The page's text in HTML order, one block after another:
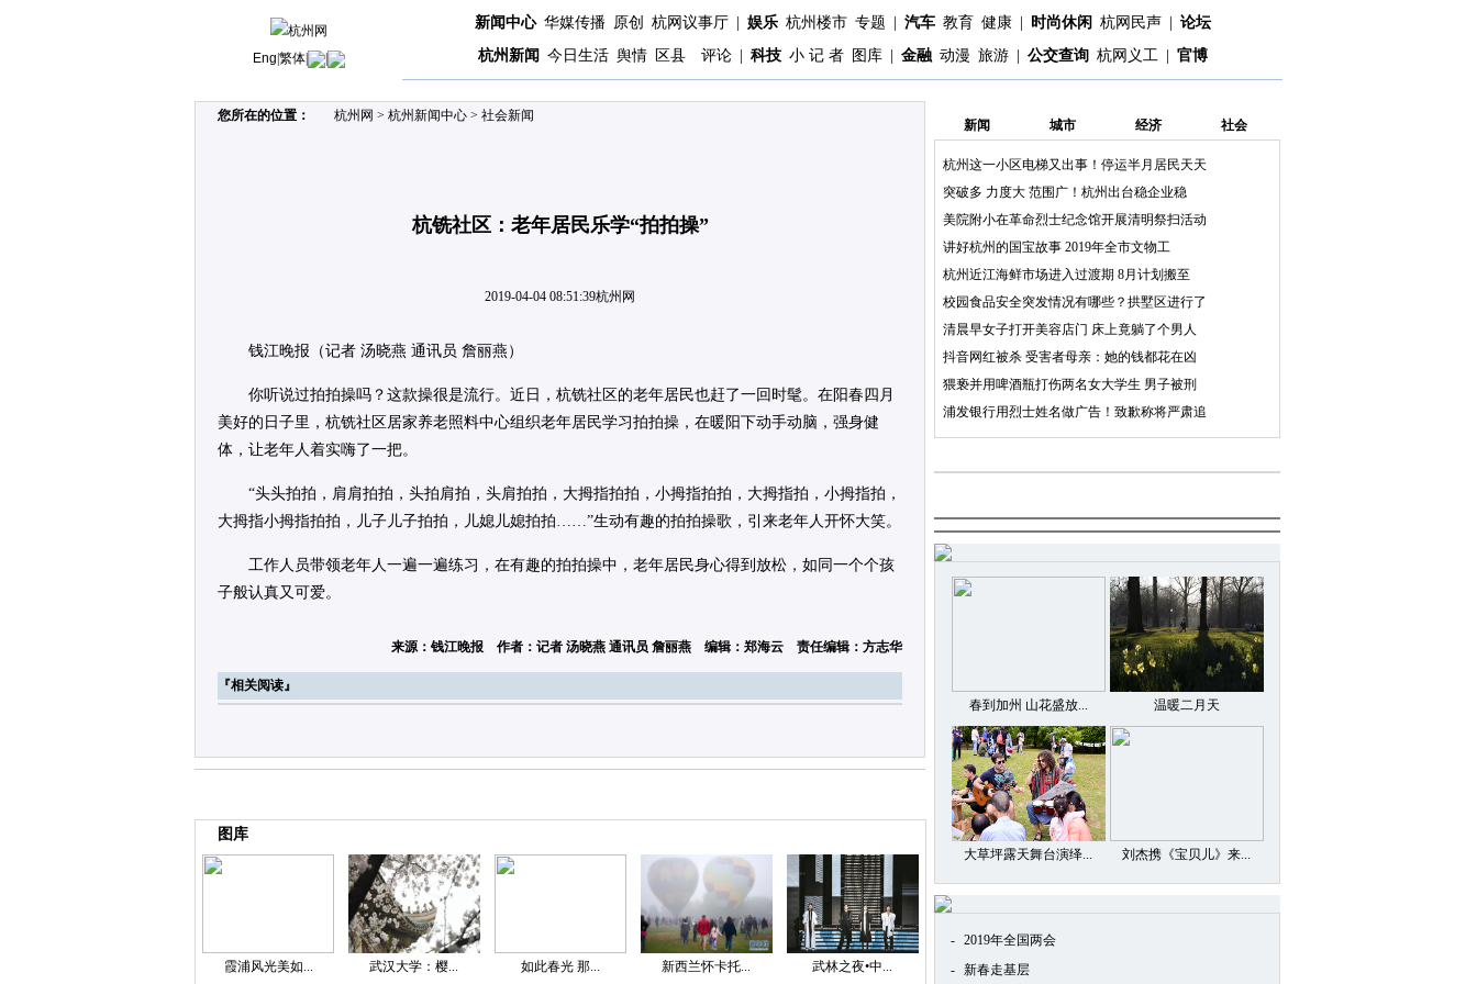
Eng 繁体| |
新闻中心 华媒传播 原创 杭网议事厅 娱乐 杭州楼市 专题 汽车 教育 健康 时尚休闲 杭网民声
论坛
杭州新闻 今日生活 舆情 区县 评论 科技 小 记 者 图库 金融 动漫 旅游 公交查询 杭网义工 官博
您所在的位置： 杭州网 > 杭州新闻中心 > 社会新闻
杭铣社区：老年居民乐学“拍拍操”
2019-04-04 08:51:39杭州网
钱江晚报（记者 汤晓燕 通讯员 詹丽燕）
你听说过拍拍操吗？这款操很是流行。近日，杭铣社区的老年居民也赶了一回时髦。在阳春四月
美好的日子里，杭铣社区居家养老照料中心组织老年居民学习拍拍操，在暖阳下动手动脑，强身健
体，让老年人着实嗨了一把。
“头头拍拍，肩肩拍拍，头拍肩拍，头肩拍拍，大拇指拍拍，小拇指拍拍，大拇指拍，小拇指拍，
大拇指小拇指拍拍，儿子儿子拍拍，儿媳儿媳拍拍……”生动有趣的拍拍操歌，引来老年人开怀大笑。
工作人员带领老年人一遍一遍练习，在有趣的拍拍操中，老年居民身心得到放松，如同一个个孩
子般认真又可爱。
来源：​钱江晚报 作者：记者 汤晓燕 通讯员 詹丽燕 编辑：郑海云 责任编辑：方志华
『相关阅读』
图库
霞浦风光美如... 武汉大学：樱... 如此春光 那... 新西兰怀卡托... 武林之夜•中...
新闻 城市 经济 社会
杭州这一小区电梯又出事！停运半月居民天天
突破多 力度大 范围广！杭州出台稳企业稳
美院附小在革命烈士纪念馆开展清明祭扫活动
讲好杭州的国宝故事 2019年全市文物工
杭州近江海鲜市场进入过渡期 8月计划搬至
校园食品安全突发情况有哪些？拱墅区进行了
清晨早女子打开美容店门 床上竟躺了个男人
抖音网红被杀 受害者母亲：她的钱都花在凶
猥亵并用啤酒瓶打伤两名女大学生 男子被刑
浦发银行用烈士姓名做广告！致歉称将严肃追
春到加州 山花盛放... 温暖二月天
大草坪露天舞台演绎... 刘杰携《宝贝儿》来...
- 2019年全国两会
- 新春走基层